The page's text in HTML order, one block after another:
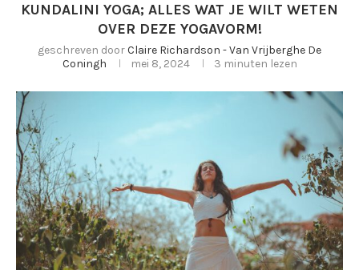
KUNDALINI YOGA; ALLES WAT JE WILT WETEN
OVER DEZE YOGAVORM!
geschreven doorClaire Richardson - Van Vrijberghe De
Coningh
mei 8, 2024 3 minuten lezen